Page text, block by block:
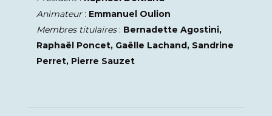
Animateur : Emmanuel Oulion
Membres titulaires : Bernadette Agostini,
Raphaël Poncet, Gaëlle Lachand, Sandrine
Perret, Pierre Sauzet